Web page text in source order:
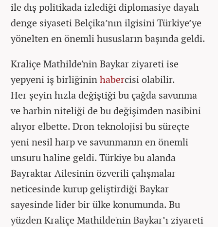
ile dış politikada izlediği diplomasiye dayalı
denge siyaseti Belçika’nın ilgisini Türkiye’ye
yönelten en önemli hususların başında geldi.
Kraliçe Mathilde'nin Baykar ziyareti ise
yepyeni iş birliğininhabercisi olabilir.
Her şeyin hızla değiştiği bu çağda savunma
ve harbin niteliği de bu değişimden nasibini
alıyor elbette. Dron teknolojisi bu süreçte
yeni nesil harp ve savunmanın en önemli
unsuru haline geldi. Türkiye bu alanda
Bayraktar Ailesinin özverili çalışmalar
neticesinde kurup geliştirdiği Baykar
sayesinde lider bir ülke konumunda. Bu
yüzden Kraliçe Mathilde'nin Baykar’ı ziyareti